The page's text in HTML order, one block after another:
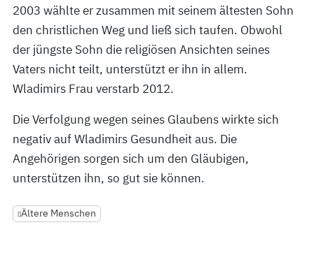
2003 wählte er zusammen mit seinem ältesten Sohn
den christlichen Weg und ließ sich taufen. Obwohl
der jüngste Sohn die religiösen Ansichten seines
Vaters nicht teilt, unterstützt er ihn in allem.
Wladimirs Frau verstarb 2012.
Die Verfolgung wegen seines Glaubens wirkte sich
negativ auf Wladimirs Gesundheit aus. Die
Angehörigen sorgen sich um den Gläubigen,
unterstützen ihn, so gut sie können.
Ältere Menschen